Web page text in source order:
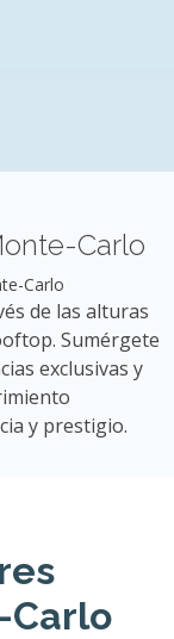
Carlo
Carlo
de las alturas
Sumérgete
exclusivas y
y prestigio.
Carlo